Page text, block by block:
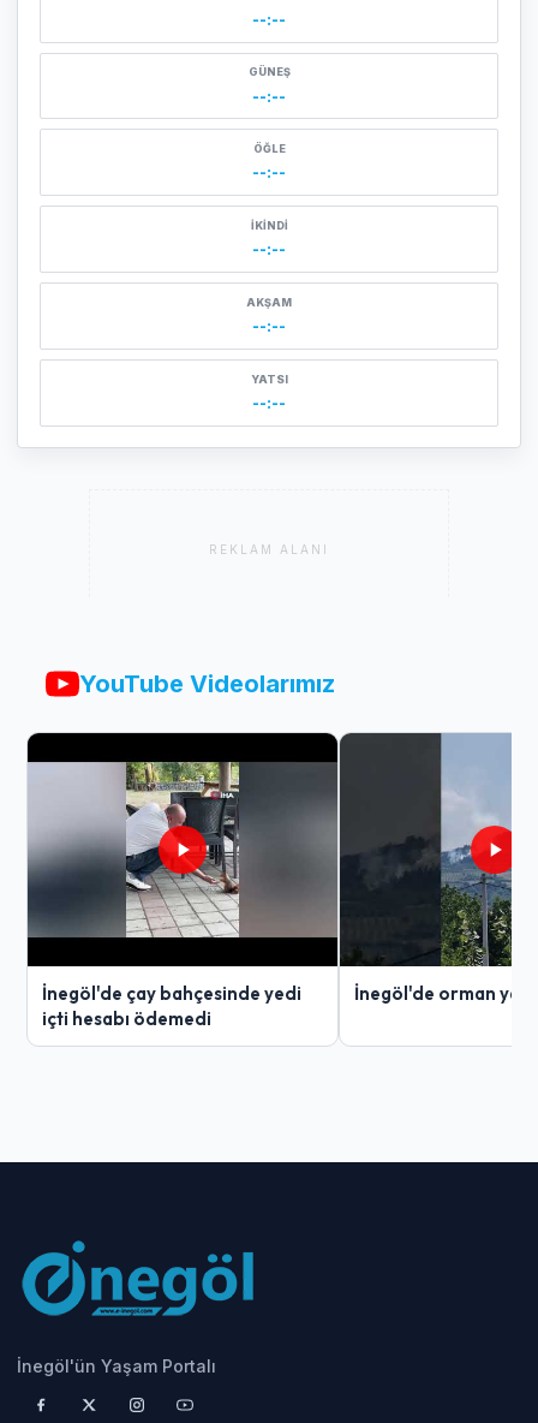
--:--
GÜNEŞ
--:--
ÖĞLE
--:--
İKINDI
--:--
AKŞAM
--:--
YATSI
--:--
REKLAM ALANI
YouTube Videolarımız
İnegöl'de çay bahçesinde yedi
içti hesabı ödemedi
İnegöl'de orman
İnegöl'ün Yaşam Portalı